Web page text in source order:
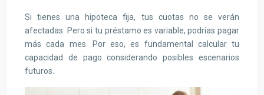
Si tienes una hipoteca fija, tus cuotas no se verán
afectadas. Pero si tu préstamo es variable, podrías pagar
más cada mes. Por eso, es fundamental calcular tu
capacidad de pago considerando posibles escenarios
futuros.